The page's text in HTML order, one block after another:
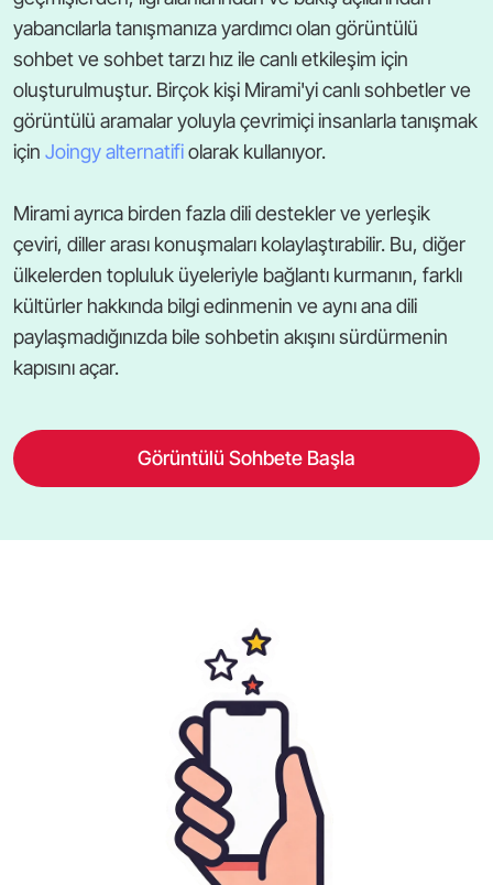
yabancılarla tanışmanıza yardımcı olan görüntülü
sohbet ve sohbet tarzı hız ile canlı etkileşim için
oluşturulmuştur. Birçok kişi Mirami'yi canlı sohbetler ve
görüntülü aramalar yoluyla çevrimiçi insanlarla tanışmak
için Joingy alternatifiolarak kullanıyor.
Mirami ayrıca birden fazla dili destekler ve yerleşik
çeviri, diller arası konuşmaları kolaylaştırabilir. Bu, diğer
ülkelerden topluluk üyeleriyle bağlantı kurmanın, farklı
kültürler hakkında bilgi edinmenin ve aynı ana dili
paylaşmadığınızda bile sohbetin akışını sürdürmenin
kapısını açar.
Görüntülü Sohbete Başla